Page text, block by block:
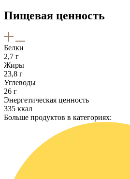
Пищевая ценность
Белки
2,7 г
Жиры
23,8 г
Углеводы
26 г
Энергетическая ценность
335 ккал
Больше продуктов в категориях: